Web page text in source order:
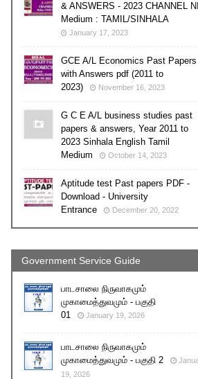
& ANSWERS - 2023 CHANNEL
Medium : TAMIL/SINHALA
January 17, 2023
GCE A/L Economics Past Papers
with Answers pdf (2011 to
2023)
November 16, 2023
G C E A/L business studies past
papers & answers, Year 2011 to
2023 Sinhala English Tamil
Medium
October 14, 2023
Aptitude test Past papers PDF -
Download - University
Entrance
December 20, 2022
Government Service Guide
பாடசாலை நிருவாகமும்
முகாமைத்துவமும் - பகுதி
01
January 19, 2026
பாடசாலை நிருவாகமும்
முகாமைத்துவமும் - பகுதி 2
19, 2026